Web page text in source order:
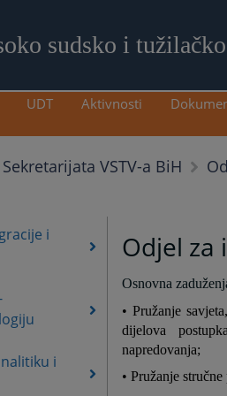
sudsko i
UDT Aktivnosti
VSTV-a BiH
i
i
Odjel za
Osnovna
• Pružanje
dijelova
napredovanja;
• Pružanje